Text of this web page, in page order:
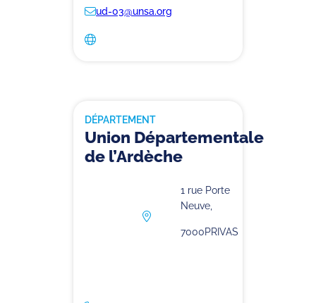
ud-03@unsa.org
DÉPARTEMENT
Union Départementale
de l’Ardèche
1 rue Porte
Neuve,
7000PRIVAS